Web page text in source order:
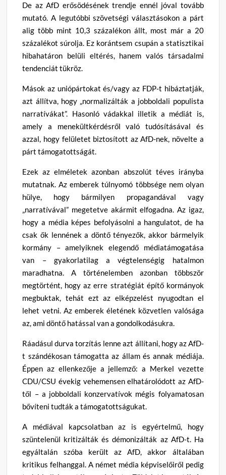
De az AfD erősödésének trendje ennél jóval tovább
mutató. A legutóbbi szövetségi választásokon a párt
alig több mint 10,3 százalékon állt, most már a 20
százalékot súrolja. Ez korántsem csupán a statisztikai
hibahatáron belüli eltérés, hanem valós társadalmi
tendenciát tükröz.
Mások az uniópártokat és/vagy az FDP-t hibáztatják,
azt állítva, hogy „normalizálták a jobboldali populista
narratívákat”. Hasonló vádakkal illetik a médiát is,
amely a menekültkérdésről való tudósításával és
azzal, hogy felületet biztosított az AfD-nek, növelte a
párt támogatottságát.
Ezek az elméletek azonban abszolút téves irányba
mutatnak. Az emberek túlnyomó többsége nem olyan
hülye, hogy bármilyen propagandával vagy
„narratívával” megetetve akármit elfogadna. Az igaz,
hogy a média képes befolyásolni a hangulatot, de ha
csak ők lennének a döntő tényezők, akkor bármelyik
kormány – amelyiknek elegendő médiatámogatása
van – gyakorlatilag a végtelenségig hatalmon
maradhatna. A történelemben azonban többször
megtörtént, hogy az erre stratégiát építő kormányok
megbuktak, tehát ezt az elképzelést nyugodtan el
lehet vetni. Az emberek életének közvetlen valósága
az, ami döntő hatással van a gondolkodásukra.
Ráadásul durva torzítás lenne azt állítani, hogy az AfD-
t szándékosan támogatta az állam és annak médiája.
Éppen az ellenkezője a jellemző: a Merkel vezette
CDU/CSU évekig vehemensen elhatárolódott az AfD-
től – a jobboldali konzervatívok mégis folyamatosan
bővíteni tudták a támogatottságukat.
A médiával kapcsolatban az is egyértelmű, hogy
szüntelenül kritizálták és démonizálták az AfD-t. Ha
egyáltalán szóba került az AfD, akkor általában
kritikus felhanggal. A német média képviselőiről pedig